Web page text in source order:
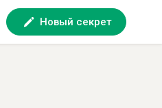
Новый секрет